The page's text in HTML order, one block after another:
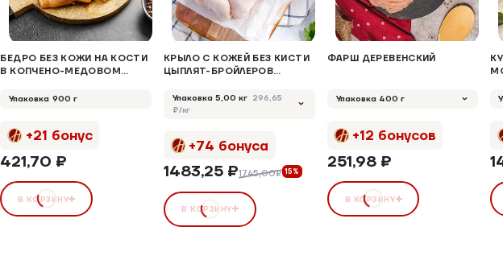
БЕДРО БЕЗ КОЖИ НА КОСТИ
В КОПЧЕНО-МЕДОВОМ
Упаковка 900 г
+21 бонус
421,70 ₽
В КОРЗИНУ
КРЫЛО С КОЖЕЙ БЕЗ КИСТИ
ЦЫПЛЯТ-БРОЙЛЕРОВ
Упаковка 5,00 кг
296,65
₽/кг
+74 бонуса
1483,25 ₽1745,00₽ 15%
В КОРЗИНУ
ФАРШ ДЕРЕВЕНСКИЙ
Упаковка 400 г
+12 бонусов
251,98 ₽
В КОРЗИНУ